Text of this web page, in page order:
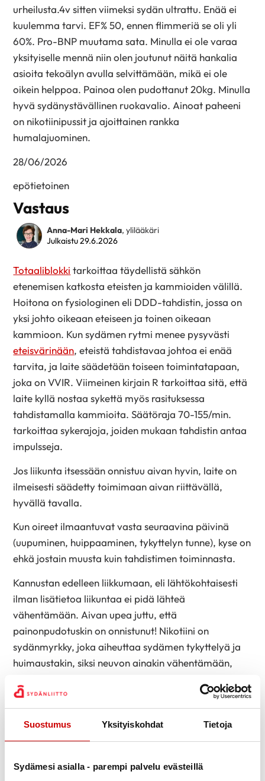
Suostumus Yksityiskohdat Tietoja
Sydämesi asialla - parempi palvelu evästeillä
urheilusta.4v sitten viimeksi sydän ultrattu. Enää ei
kuulemma tarvi. EF% 50, ennen flimmeriä se oli yli
60%. Pro-BNP muutama sata. Minulla ei ole varaa
yksityiselle mennä niin olen joutunut näitä hankalia
asioita tekoälyn avulla selvittämään, mikä ei ole
oikein helppoa. Painoa olen pudottanut 20kg. Minulla
hyvä sydänystävällinen ruokavalio. Ainoat paheeni
on nikotiinipussit ja ajoittainen rankka
humalajuominen.
28/06/2026
epötietoinen
Vastaus
Anna-Mari Hekkala, ylilääkäri
Julkaistu 29.6.2026
Totaaliblokki tarkoittaa täydellistä sähkön
etenemisen katkosta eteisten ja kammioiden välillä.
Hoitona on fysiologinen eli DDD-tahdistin, jossa on
yksi johto oikeaan eteiseen ja toinen oikeaan
kammioon. Kun sydämen rytmi menee pysyvästi
eteisvärinään, eteistä tahdistavaa johtoa ei enää
tarvita, ja laite säädetään toiseen toimintatapaan,
joka on VVIR. Viimeinen kirjain R tarkoittaa sitä, että
laite kyllä nostaa sykettä myös rasituksessa
tahdistamalla kammioita. Säätöraja 70-155/min.
tarkoittaa sykerajoja, joiden mukaan tahdistin antaa
impulsseja.
Jos liikunta itsessään onnistuu aivan hyvin, laite on
ilmeisesti säädetty toimimaan aivan riittävällä,
hyvällä tavalla.
Kun oireet ilmaantuvat vasta seuraavina päivinä
(uupuminen, huippaaminen, tykyttelyn tunne), kyse on
ehkä jostain muusta kuin tahdistimen toiminnasta.
Kannustan edelleen liikkumaan, eli lähtökohtaisesti
ilman lisätietoa liikuntaa ei pidä lähteä
vähentämään. Aivan upea juttu, että
painonpudotuskin on onnistunut! Nikotiini on
sydänmyrkky, joka aiheuttaa sydämen tykyttelyä ja
huimaustakin, siksi neuvon ainakin vähentämään,
Samoin humalahakuinen juominen on huono juttu
sydämen kannalta, se saattaa esimerkiksi vaikuttaa
sydänlääkkeiden tehoon ja lisätä rytmihäiriöitä.
hoitajaan. Tahdistinpotilailla on aina mahdollisuus